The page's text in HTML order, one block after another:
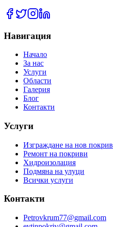
Навигация
Начало
За нас
Услуги
Области
Галерия
Блог
Контакти
Услуги
Изграждане на нов покрив
Ремонт на покриви
Хидроизолация
Подмяна на улуци
Всички услуги
Контакти
Petrovkrum77@gmail.com